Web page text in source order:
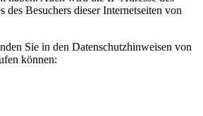
des Besuchers dieser Internetseiten von
Sie in den Datenschutzhinweisen von
können: